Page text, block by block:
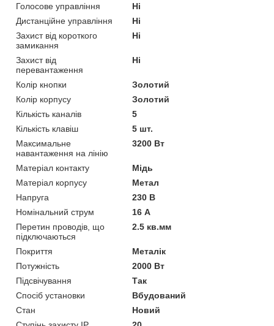
Голосове управління
Ні
Дистанційне управління
Ні
Захист від короткого
замикання
Ні
Захист від
перевантаження
Ні
Колір кнопки
Золотий
Колір корпусу
Золотий
Кількість каналів
5
Кількість клавіш
5 шт.
Максимальне
навантаження на лінію
3200 Вт
Матеріал контакту
Мідь
Матеріал корпусу
Метал
Напруга
230 В
Номінальний струм
16 А
Перетин проводів, що
підключаються
2.5 кв.мм
Покриття
Металік
Потужність
2000 Вт
Підсвічування
Так
Спосіб установки
Вбудований
Стан
Новий